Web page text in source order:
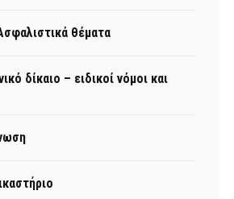
θέματα
δίκαιο – ειδικοί νόμοι και